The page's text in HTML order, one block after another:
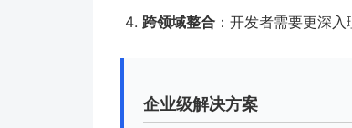
跨领域整合 ：开发者需要更深
企业级解决方案